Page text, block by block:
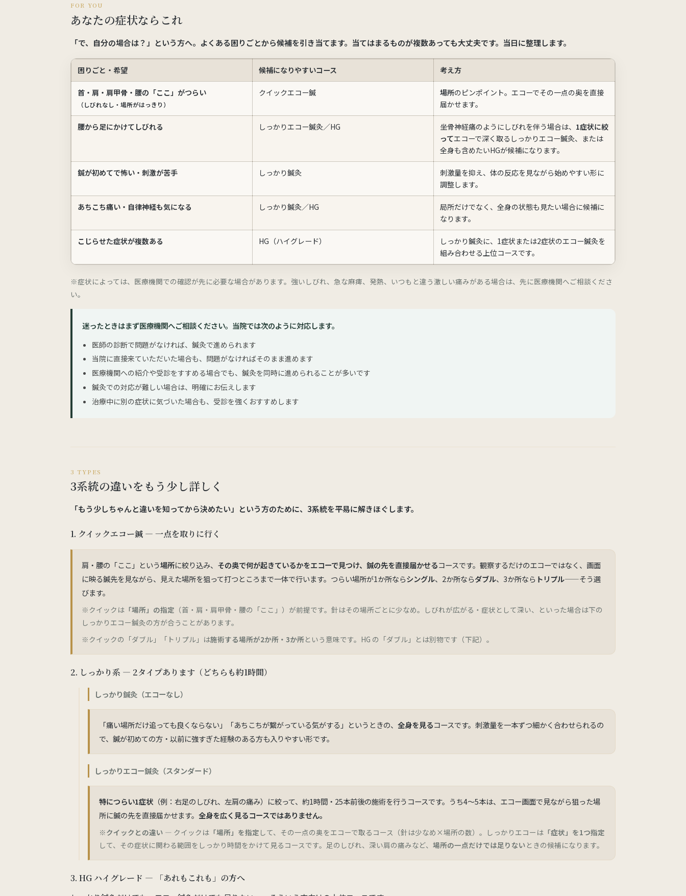
FOR YOU
あなたの症状ならこれ
「で、自分の場合は？」という方へ。よくある困りごとから候補を引き当てます。 当てはまるものが複数あっても大丈夫です。当日に整理します。
困りごと・希望 候補になりやすいコース 考え方
首・肩・肩甲骨・腰の「ここ」がつらい
（しびれなし・場所がはっきり）
クイックエコー鍼 場所のピンポイント。エコーでその一点の奥を直接
届かせます。
腰から足にかけてしびれる しっかりエコー鍼灸／HG 坐骨神経痛のようにしびれを伴う場合は、 1症状に絞
ってエコーで深く取るしっかりエコー鍼灸、または
全身も含めたいHGが候補になります。
鍼が初めてで怖い・刺激が苦手 しっかり鍼灸
刺激量を抑え、体の反応を見ながら始めやすい形に
調整します。
あちこち痛い・自律神経も気になる しっかり鍼灸／HG
局所だけでなく、全身の状態も見たい場合に候補に
なります。
こじらせた症状が複数ある HG（ハイグレード）
しっかり鍼灸に、1症状または2症状のエコー鍼灸を
組み合わせる上位コースです。
※症状によっては、医療機関での確認が先に必要な場合があります。強いしびれ、急な麻痺、発熱、いつもと違う激しい痛みがある場合は、先に医療機関へご相談くださ
い。
迷ったときはまず医療機関へご相談ください。当院では次のように対応します。
医師の診断で問題がなければ、鍼灸で進められます
当院に直接来ていただいた場合も、問題がなければそのまま進めます
医療機関への紹介や受診をすすめる場合でも、鍼灸を同時に進められることが多いです
鍼灸での対応が難しい場合は、明確にお伝えします
治療中に別の症状に気づいた場合も、受診を強くおすすめします
3 TYPES
3系統の違いをもう少し詳しく
「もう少しちゃんと違いを知ってから決めたい」という方のために、3系統を平易に解きほぐします。
1. クイックエコー鍼 ― 一点を取りに行く
肩・腰の「ここ」という場所に絞り込み、 その奥で何が起きているかをエコーで見つけ、鍼の先を直接届かせるコースです。観察するだけのエコーではなく、画面
に映る鍼先を見ながら、見えた場所を狙って打つところまで一体で行います。つらい場所が1か所ならシングル、2か所ならダブル、3か所なら トリプル——そう選
びます。
※クイックは 「場所」の指定 （首・肩・肩甲骨・腰の「ここ」）が前提です。針はその場所ごとに少なめ。しびれが広がる・症状として深い、といった場合は下の
しっかりエコー鍼灸の方が合うことがあります。
※クイックの「ダブル」「トリプル」は施術する場所が2か所・3か所という意味です。HG の「ダブル」とは別物です（下記）。
2. しっかり系 ― 2タイプあります（どちらも約1時間）
しっかり鍼灸（エコーなし）
「痛い場所だけ追っても良くならない」「あちこちが繋がっている気がする」というときの、全身を見るコースです。刺激量を一本ずつ細かく合わせられるの
で、鍼が初めての方・以前に強すぎた経験のある方も入りやすい形です。
しっかりエコー鍼灸（スタンダード）
特につらい1症状 （例：右足のしびれ、左肩の痛み）に絞って、約1時間・25本前後の施術を行うコースです。うち4〜5本は、エコー画面で見ながら狙った場
所に鍼の先を直接届かせます。全身を広く見るコースではありません。
※クイックとの違い — クイックは 「場所」を指定 して、その一点の奥をエコーで取るコース（針は少なめ×場所の数）。しっかりエコーは 「症状」を1つ指定
して、その症状に関わる範囲をしっかり時間をかけて見るコースです。足のしびれ、深い肩の痛みなど、場所の一点だけでは足りない ときの候補になります。
3. HG ハイグレード ― 「あれもこれも」の方へ